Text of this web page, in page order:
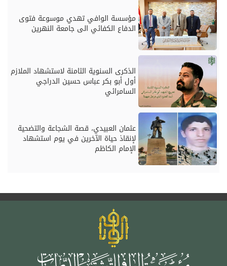
مؤسسة الوافي تهدي موسوعة فتوى
الدفاع الكفائي الى جامعة النهرين
الذكرى السنوية الثامنة لاستشهاد الملازم
أول أبو بكر عباس حسين الدراجي
السامرائي
عثمان العبيدي، قصة الشجاعة والتضحية
لإنقاذ حياة الآخرين في يوم استشهاد
الإمام الكاظم